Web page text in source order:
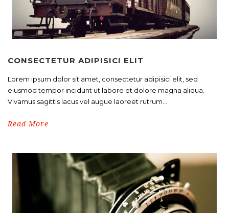
CONSECTETUR ADIPISICI ELIT
Lorem ipsum dolor sit amet, consectetur adipisici elit, sed
eiusmod tempor incidunt ut labore et dolore magna aliqua.
Vivamus sagittis lacus vel augue laoreet rutrum...
Read More